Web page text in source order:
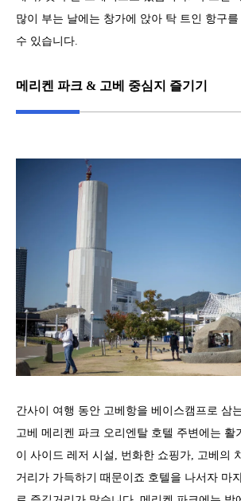
많이 부는 날에는 창가에 앉아 탁 트인 항구
수 있습니다.
메리켄 파크 & 고베 중심지 즐기기
간사이 여행 동안 고베항을 베이스캠프로 삼
고베 메리켄 파크 오리엔탈 호텔 주변에는 활
이 사이드 레저 시설, 번화한 쇼핑가, 고베의
거리가 가득하기 때문이죠 호텔을 나서자 마